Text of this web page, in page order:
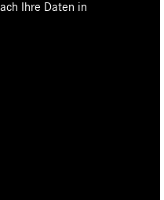
Ihre Daten in